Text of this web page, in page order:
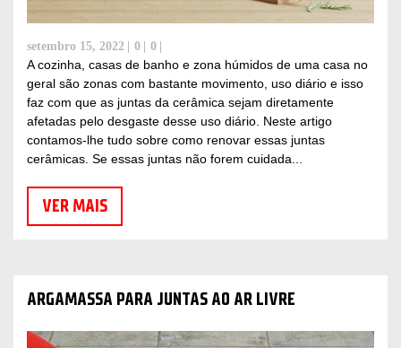
setembro 15, 2022 0 0
A cozinha, casas de banho e zona húmidos de uma casa no
geral são zonas com bastante movimento, uso diário e isso
faz com que as juntas da cerâmica sejam diretamente
afetadas pelo desgaste desse uso diário. Neste artigo
contamos-lhe tudo sobre como renovar essas juntas
cerâmicas. Se essas juntas não forem cuidada...
VER MAIS
ARGAMASSA PARA JUNTAS AO AR LIVRE